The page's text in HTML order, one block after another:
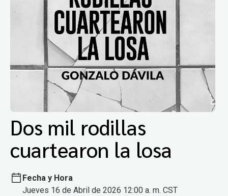
Dos mil rodillas
cuartearon la losa
Fecha y Hora
Jueves 16 de Abril de 2026 12:00 a. m. CST